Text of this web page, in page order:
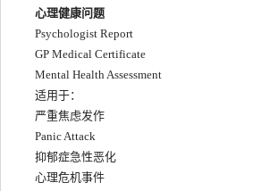
心理健康问题
Psychologist Report
GP Medical Certificate
Mental Health Assessment
适用于：
严重焦虑发作
Panic Attack
抑郁症急性恶化
心理危机事件